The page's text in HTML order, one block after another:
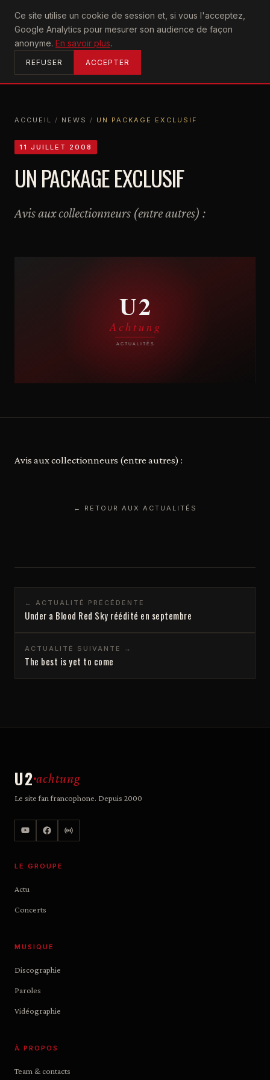
Ce site utilise un cookie de session et, si vous l'acceptez,
Google Analytics pour mesurer son audience de façon
anonyme. En savoir plus.
REFUSER ACCEPTER
U2achtung
ACCUEIL
ACCUEIL / NEWS / UN PACKAGE EXCLUSIF
11 JUILLET 2008
UN PACKAGE EXCLUSIF
Avis aux collectionneurs (entre autres) :
Avis aux collectionneurs (entre autres) :
← RETOUR AUX ACTUALITÉS
← ACTUALITÉ PRÉCÉDENTE
Under a Blood Red Sky réédité en septembre
ACTUALITÉ SUIVANTE →
The best is yet to come
U2 achtung
Le site fan francophone. Depuis 2000
LE GROUPE
Actu
Concerts
MUSIQUE
Discographie
Paroles
Vidéographie
À PROPOS
Team & contacts